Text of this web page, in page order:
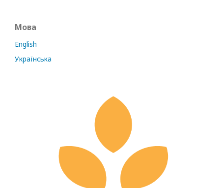
Мова
English
Українська